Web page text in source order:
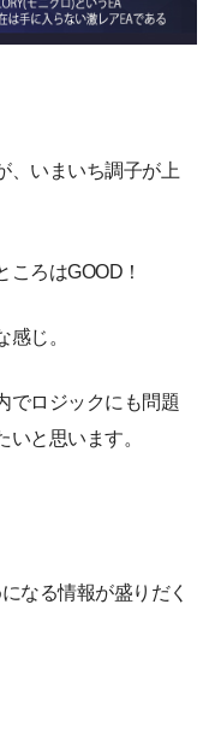
、いまいち調子が上
ろはGOOD！
じ。
でロジックにも問題
と思います。
なる情報が盛りだく